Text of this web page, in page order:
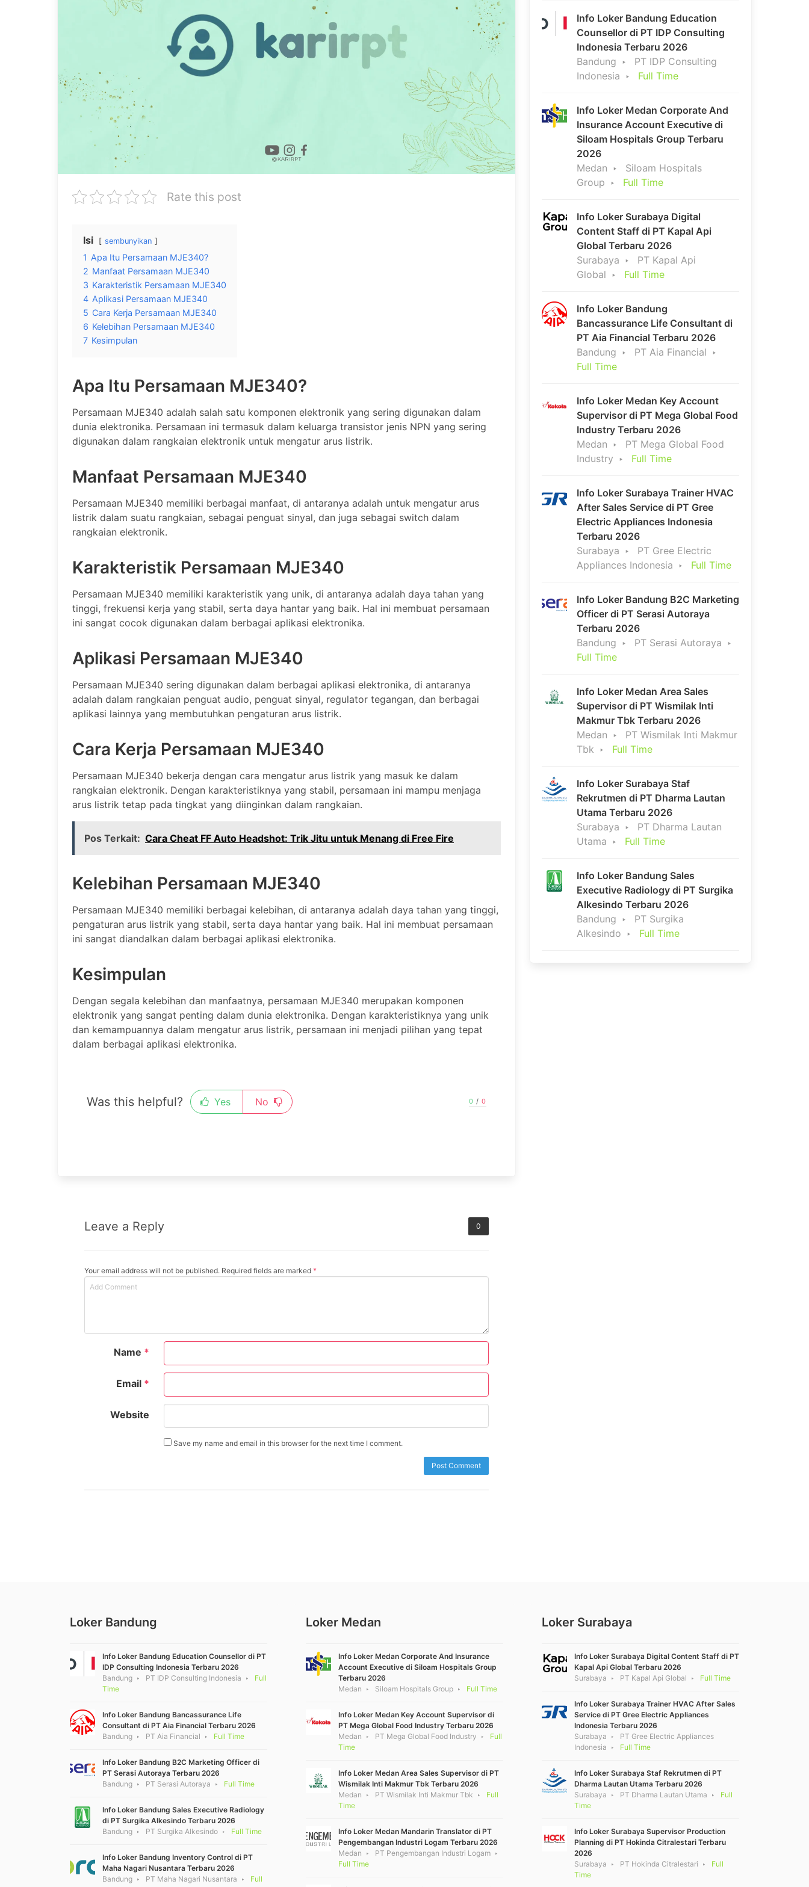
Rate this post
Isi sembunyikan
1 Apa Itu Persamaan MJE340?
2 Manfaat Persamaan MJE340
3 Karakteristik Persamaan MJE340
4 Aplikasi Persamaan MJE340
5 Cara Kerja Persamaan MJE340
6 Kelebihan Persamaan MJE340
7 Kesimpulan
Apa Itu Persamaan MJE340?
Persamaan MJE340 adalah salah satu komponen elektronik yang sering digunakan dalam
dunia elektronika. Persamaan ini termasuk dalam keluarga transistor jenis NPN yang sering
digunakan dalam rangkaian elektronik untuk mengatur arus listrik.
Manfaat Persamaan MJE340
Persamaan MJE340 memiliki berbagai manfaat, di antaranya adalah untuk mengatur arus
listrik dalam suatu rangkaian, sebagai penguat sinyal, dan juga sebagai switch dalam
rangkaian elektronik.
Karakteristik Persamaan MJE340
Persamaan MJE340 memiliki karakteristik yang unik, di antaranya adalah daya tahan yang
tinggi, frekuensi kerja yang stabil, serta daya hantar yang baik. Hal ini membuat persamaan
ini sangat cocok digunakan dalam berbagai aplikasi elektronika.
Aplikasi Persamaan MJE340
Persamaan MJE340 sering digunakan dalam berbagai aplikasi elektronika, di antaranya
adalah dalam rangkaian penguat audio, penguat sinyal, regulator tegangan, dan berbagai
aplikasi lainnya yang membutuhkan pengaturan arus listrik.
Cara Kerja Persamaan MJE340
Persamaan MJE340 bekerja dengan cara mengatur arus listrik yang masuk ke dalam
rangkaian elektronik. Dengan karakteristiknya yang stabil, persamaan ini mampu menjaga
arus listrik tetap pada tingkat yang diinginkan dalam rangkaian.
Pos Terkait: Cara Cheat FF Auto Headshot: Trik Jitu untuk Menang di Free Fire
Kelebihan Persamaan MJE340
Persamaan MJE340 memiliki berbagai kelebihan, di antaranya adalah daya tahan yang tinggi,
pengaturan arus listrik yang stabil, serta daya hantar yang baik. Hal ini membuat persamaan
ini sangat diandalkan dalam berbagai aplikasi elektronika.
Kesimpulan
Dengan segala kelebihan dan manfaatnya, persamaan MJE340 merupakan komponen
elektronik yang sangat penting dalam dunia elektronika. Dengan karakteristiknya yang unik
dan kemampuannya dalam mengatur arus listrik, persamaan ini menjadi pilihan yang tepat
dalam berbagai aplikasi elektronika.
Was this helpful? Yes No 0 / 0
Leave a Reply 0
Your email address will not be published. Required fields are marked *
Name *
Email *
Website
Save my name and email in this browser for the next time I comment.
Info Loker Bandung Education
Counsellor di PT IDP Consulting
Indonesia Terbaru 2026
Bandung
PT IDP Consulting
Indonesia
Full Time
Info Loker Medan Corporate And
Insurance Account Executive di
Siloam Hospitals Group Terbaru
2026
Medan
Siloam Hospitals
Group
Full Time
Info Loker Surabaya Digital
Content Staff di PT Kapal Api
Global Terbaru 2026
Surabaya
PT Kapal Api
Global
Full Time
Info Loker Bandung
Bancassurance Life Consultant di
PT Aia Financial Terbaru 2026
Bandung
PT Aia Financial
Full Time
Info Loker Medan Key Account
Supervisor di PT Mega Global Food
Industry Terbaru 2026
Medan
PT Mega Global Food
Industry
Full Time
Info Loker Surabaya Trainer HVAC
After Sales Service di PT Gree
Electric Appliances Indonesia
Terbaru 2026
Surabaya
PT Gree Electric
Appliances Indonesia
Full Time
Info Loker Bandung B2C Marketing
Officer di PT Serasi Autoraya
Terbaru 2026
Bandung
PT Serasi Autoraya
Full Time
Info Loker Medan Area Sales
Supervisor di PT Wismilak Inti
Makmur Tbk Terbaru 2026
Medan
PT Wismilak Inti Makmur
Tbk
Full Time
Info Loker Surabaya Staf
Rekrutmen di PT Dharma Lautan
Utama Terbaru 2026
Surabaya
PT Dharma Lautan
Utama
Full Time
Info Loker Bandung Sales
Executive Radiology di PT Surgika
Alkesindo Terbaru 2026
Bandung
PT Surgika
Alkesindo
Full Time
Loker Bandung
Info Loker Bandung Education Counsellor di PT
IDP Consulting Indonesia Terbaru 2026
Bandung
PT IDP Consulting Indonesia
Full
Time
Info Loker Bandung Bancassurance Life
Consultant di PT Aia Financial Terbaru 2026
Bandung
PT Aia Financial Full Time
Info Loker Bandung B2C Marketing Officer di
PT Serasi Autoraya Terbaru 2026
Bandung
PT Serasi Autoraya Full Time
Info Loker Bandung Sales Executive Radiology
di PT Surgika Alkesindo Terbaru 2026
Bandung
PT Surgika Alkesindo Full Time
Info Loker Bandung Inventory Control di PT
Maha Nagari Nusantara Terbaru 2026
Bandung
PT Maha Nagari Nusantara
Full
Loker Medan
Info Loker Medan Corporate And Insurance
Account Executive di Siloam Hospitals Group
Terbaru 2026
Medan
Siloam Hospitals Group Full Time
Info Loker Medan Key Account Supervisor di
PT Mega Global Food Industry Terbaru 2026
Medan
PT Mega Global Food Industry
Full
Time
Info Loker Medan Area Sales Supervisor di PT
Wismilak Inti Makmur Tbk Terbaru 2026
Medan
PT Wismilak Inti Makmur Tbk
Full
Time
Info Loker Medan Mandarin Translator di PT
Pengembangan Industri Logam Terbaru 2026
Medan
PT Pengembangan Industri Logam
Full Time
Loker Surabaya
Info Loker Surabaya Digital Content Staff di PT
Kapal Api Global Terbaru 2026
Surabaya
PT Kapal Api Global Full Time
Info Loker Surabaya Trainer HVAC After Sales
Service di PT Gree Electric Appliances
Indonesia Terbaru 2026
Surabaya
PT Gree Electric Appliances
Indonesia
Full Time
Info Loker Surabaya Staf Rekrutmen di PT
Dharma Lautan Utama Terbaru 2026
Surabaya
PT Dharma Lautan Utama
Full
Time
Info Loker Surabaya Supervisor Production
Planning di PT Hokinda Citralestari Terbaru
2026
Surabaya
PT Hokinda Citralestari
Full
Time